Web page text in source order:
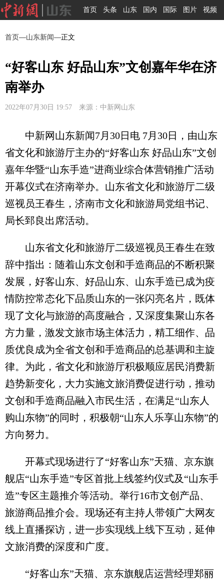
首页 头条 山东 国内 国际 图片 视频
首页—山东新闻—正文
“好客山东 好品山东”文创嘉年华在济
南举办
2022年07月30日 19:57 来源：中新网山东
中新网山东新闻7月30日电 7月30日，由山东
省文化和旅游厅主办的“好客山东 好品山东”文创
嘉年华暨“山东手造”进商业综合体营销推广活动
开幕仪式在济南举办。山东省文化和旅游厅二级
巡视员王春生，济南市文化和旅游局党组书记、
局长郅良出席活动。
山东省文化和旅游厅二级巡视员王春生在致
辞中指出：随着山东文创和手造商品的不断积聚
发展，好客山东、好品山东、山东手造已成为疫
情防控常态化下品质山东的一张闪亮名片，既体
现了文化与旅游的高度融合，又深度集聚山东各
方力量，激发文旅市场主体活力，精工细作、品
质优良成为全省文创和手造商品的总基调和主旋
律。为此，省文化和旅游厅积极顺应居民消费新
趋势新变化，大力实施文旅消费促进行动，推动
文创和手造商品融入市民生活，在满足“山东人
购山东物”的同时，积极朝“山东人乐享山东物”的
方向努力。
开幕式现场进行了“好客山东”天猫、京东旗
舰店“山东手造”专区首批上线签约仪式及“山东手
造”专区主题推介等活动。举行16市文创产品、
旅游商品推介会。现场还有主持人带领广大网友
线上直播探访，进一步实现线上线下互动，延伸
文旅消费的深度和广度。
“好客山东”天猫、京东旗舰店运营经理郑丽